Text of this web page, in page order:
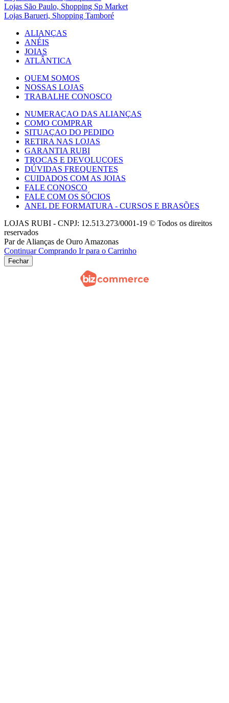
Lojas São Paulo, Shopping Sp Market
Lojas Barueri, Shopping Tamboré
ALIANÇAS
ANÉIS
JOIAS
ATLÂNTICA
QUEM SOMOS
NOSSAS LOJAS
TRABALHE CONOSCO
NUMERAÇAO DAS ALIANÇAS
COMO COMPRAR
SITUAÇAO DO PEDIDO
RETIRA NAS LOJAS
GARANTIA RUBI
TROCAS E DEVOLUÇOES
DÚVIDAS FREQUENTES
CUIDADOS COM AS JOIAS
FALE CONOSCO
FALE COM OS SÓCIOS
ANEL DE FORMATURA - CURSOS E BRASÕES
LOJAS RUBI - CNPJ: 12.513.273/0001-19 © Todos os direitos
reservados
Par de Alianças de Ouro Amazonas
Continuar Comprando Ir para o Carrinho
Fechar